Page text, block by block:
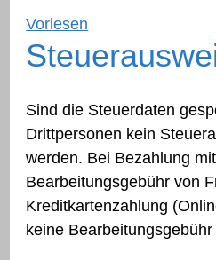
Vorlesen
Sind die Steuerdaten
Drittpersonen kein
werden. Bei Bezahlung
Bearbeitungsgebühr von
Kreditkartenzahlung
keine